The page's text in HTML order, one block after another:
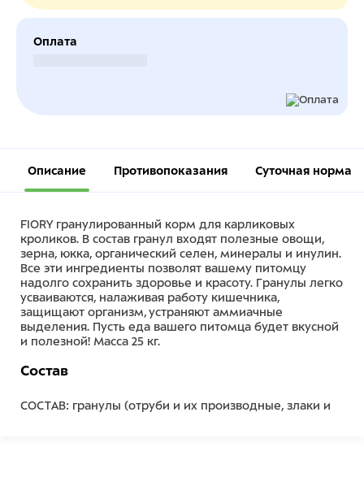
Оплата
Описание Противопоказания Суточная норма
FIORY гранулированный корм для карликовых
кроликов. В состав гранул входят полезные овощи,
зерна, юкка, органический селен, минералы и инулин.
Все эти ингредиенты позволят вашему питомцу
надолго сохранить здоровье и красоту. Гранулы легко
усваиваются, налаживая работу кишечника,
защищают организм, устраняют аммиачные
выделения. Пусть еда вашего питомца будет вкусной
и полезной! Масса 25 кг.
Состав
СОСТАВ: гранулы (отруби и их производные, злаки и